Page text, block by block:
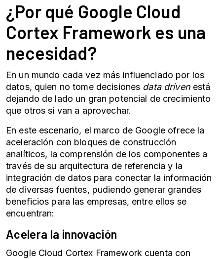
¿Por qué Google Cloud
Cortex Framework es una
necesidad?
En un mundo cada vez más influenciado por los
datos, quien no tome decisiones data driven está
dejando de lado un gran potencial de crecimiento
que otros si van a aprovechar.
En este escenario, el marco de Google ofrece la
aceleración con bloques de construcción
analíticos, la comprensión de los componentes a
través de su arquitectura de referencia y la
integración de datos para conectar la información
de diversas fuentes, pudiendo generar grandes
beneficios para las empresas, entre ellos se
encuentran:
Acelera la innovación
Google Cloud Cortex Framework cuenta con